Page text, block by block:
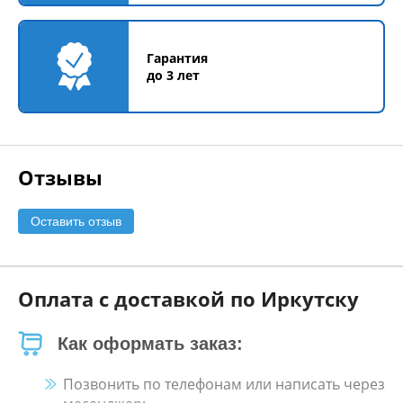
Гарантия
до 3 лет
Отзывы
Оставить отзыв
Оплата с доставкой по Иркутску
Как оформать заказ:
Позвонить по телефонам или написать через